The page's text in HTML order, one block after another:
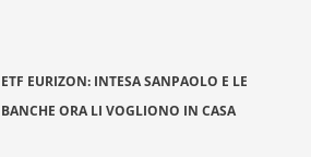
ETF EURIZON: INTESA SANPAOLO E LE
BANCHE ORA LI VOGLIONO IN CASA